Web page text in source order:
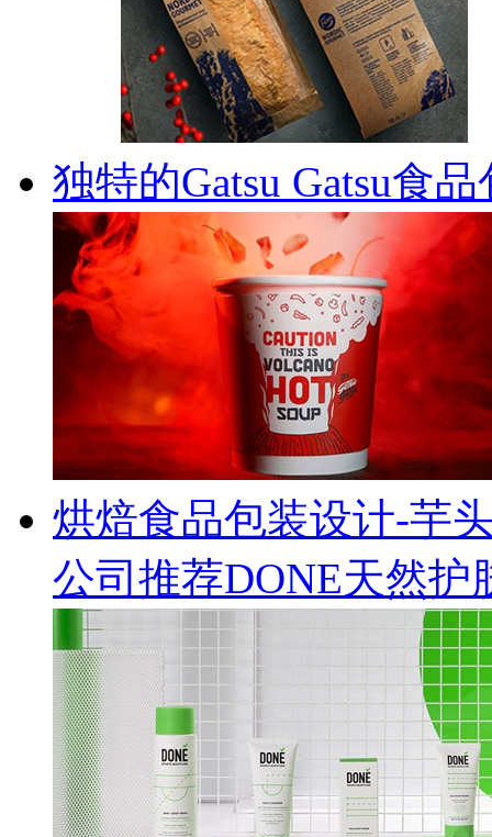
独特的Gatsu Gatsu食
烘焙食品包装设计-芋
公司推荐DONE天然